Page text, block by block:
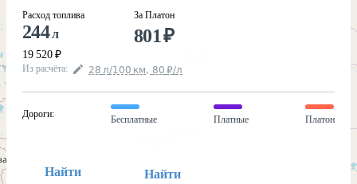
Расход топлива
244л
19 520 ₽
За Платон
801₽
Из расчёта: 28 л/100 км, 80 ₽/л
Дороги:
Бесплатные Платные Платон
Найти Найти